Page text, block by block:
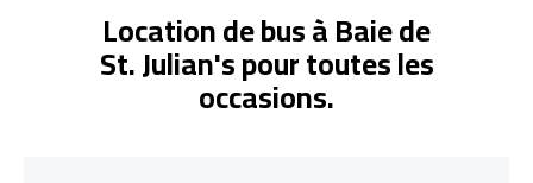
Location de bus à Baie de
St. Julian's pour toutes les
occasions.